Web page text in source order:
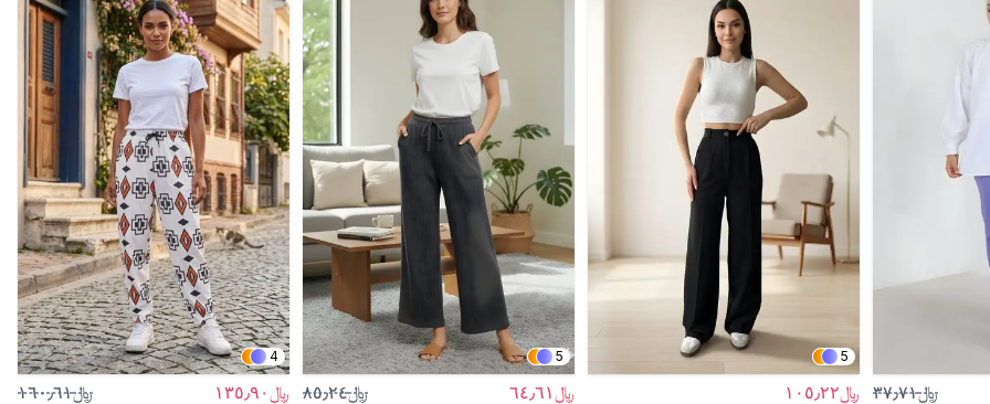
﷼٣٧٫٧١
5
﷼١٠٥٫٢٢
5
﷼٦٤٫٦١ ﷼٨٥٫٢٤
4
﷼١٣٥٫٩٠ ﷼١٦٠٫٦١